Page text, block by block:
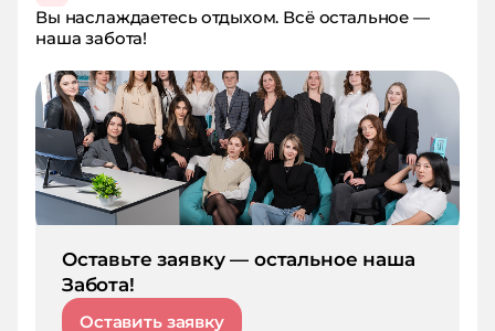
Вы наслаждаетесь отдыхом. Всё остальное —
наша забота!
Оставьте заявку — остальное наша
Забота!
Оставить заявку